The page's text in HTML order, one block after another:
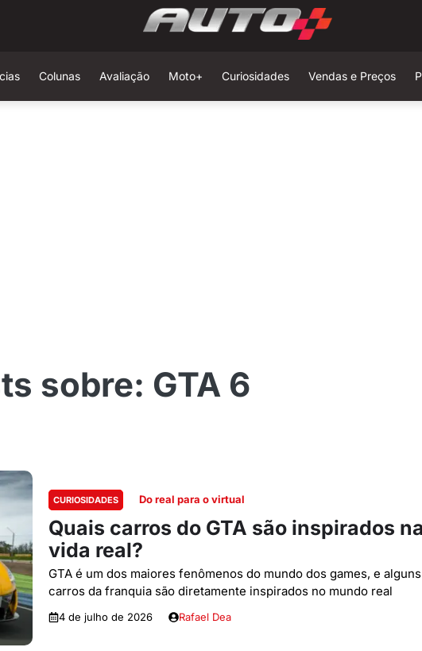
Colunas Avaliação Moto+ Curiosidades Vendas e Preços
GTA 6
CURIOSIDADES Do real para o virtual
Quais carros do GTA são inspirados na
vida real?
GTA é um dos maiores fenômenos do mundo dos games, e
carros da franquia são diretamente inspirados no mundo real
4 de julho de 2026 Rafael Dea